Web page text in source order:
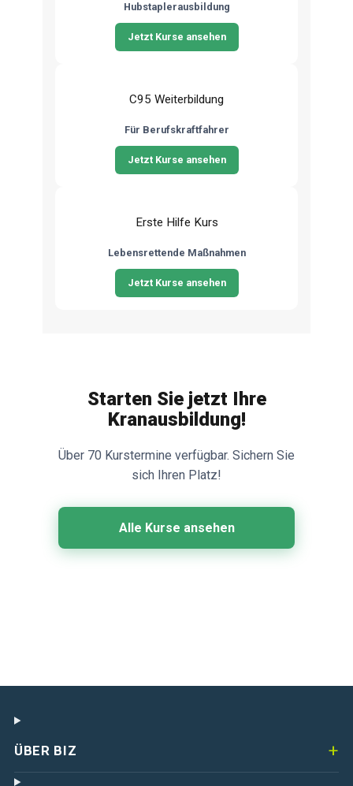
Hubstaplerausbildung
Jetzt Kurse ansehen
C95 Weiterbildung
Für Berufskraftfahrer
Jetzt Kurse ansehen
Erste Hilfe Kurs
Lebensrettende Maßnahmen
Jetzt Kurse ansehen
Starten Sie jetzt Ihre
Kranausbildung!
Über 70 Kurstermine verfügbar. Sichern Sie
sich Ihren Platz!
Alle Kurse ansehen
ÜBER BIZ